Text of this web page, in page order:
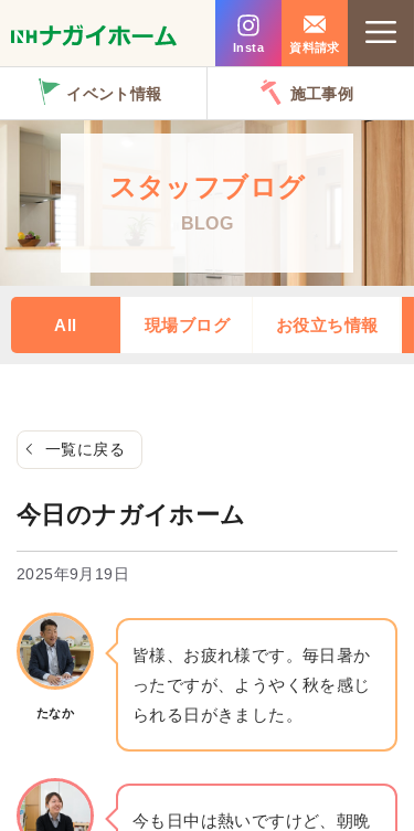
ン
プ
Insta 資料請求
イベント情報 施工事例
スタッフブログ
BLOG
All 現場ブログ お役立ち情報
一覧に戻る
今日のナガイホーム
2025年9月19日
たなか
皆様、お疲れ様です。毎日暑か
ったですが、ようやく秋を感じ
られる日がきました。
今も日中は熱いですけど、朝晩